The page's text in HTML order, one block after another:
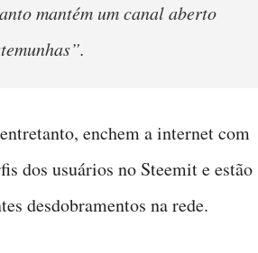
mantém um canal aberto
enchem a internet com
dos usuários no Steemit e estão
desdobramentos na rede.